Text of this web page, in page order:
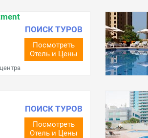
ПОИСК ТУРОВ
Посмотреть
Отель и Цены
ПОИСК ТУРОВ
Посмотреть
Отель и Цены